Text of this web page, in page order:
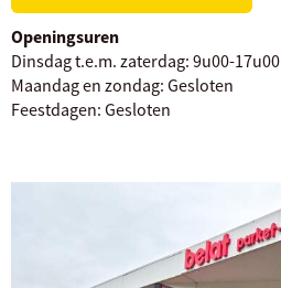
Openingsuren
Dinsdag t.e.m. zaterdag: 9u00-17u00
Maandag en zondag: Gesloten
Feestdagen: Gesloten